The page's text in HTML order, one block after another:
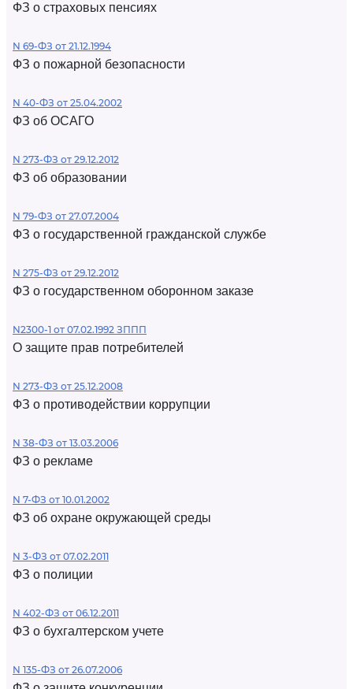
ФЗ о страховых пенсиях
N 69-ФЗ от 21.12.1994
ФЗ о пожарной безопасности
N 40-ФЗ от 25.04.2002
ФЗ об ОСАГО
N 273-ФЗ от 29.12.2012
ФЗ об образовании
N 79-ФЗ от 27.07.2004
ФЗ о государственной гражданской службе
N 275-ФЗ от 29.12.2012
ФЗ о государственном оборонном заказе
N2300-1 от 07.02.1992 ЗППП
О защите прав потребителей
N 273-ФЗ от 25.12.2008
ФЗ о противодействии коррупции
N 38-ФЗ от 13.03.2006
ФЗ о рекламе
N 7-ФЗ от 10.01.2002
ФЗ об охране окружающей среды
N 3-ФЗ от 07.02.2011
ФЗ о полиции
N 402-ФЗ от 06.12.2011
ФЗ о бухгалтерском учете
N 135-ФЗ от 26.07.2006